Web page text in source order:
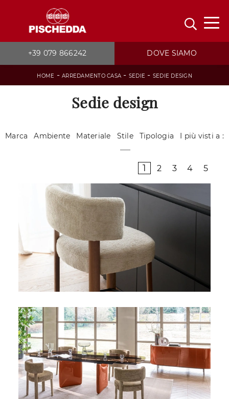
+39 079 866242 DOVE SIAMO
HOME - ARREDAMENTO CASA - SEDIE - SEDIE DESIGN
Sedie design
Marca Ambiente Materiale Stile Tipologia I più visti a :
1 2 3 4 5